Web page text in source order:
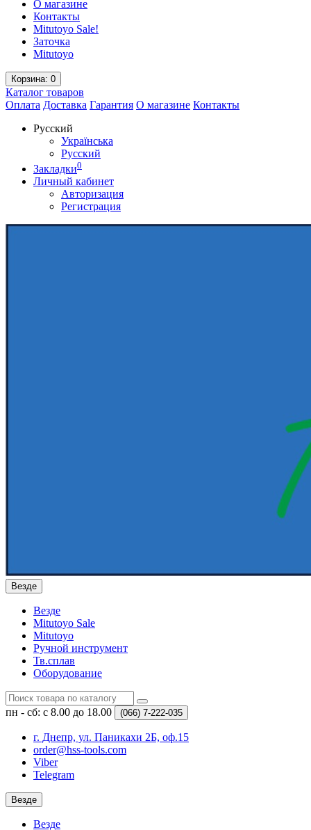
О магазине
Контакты
Mitutoyo Sale!
Заточка
Mitutoyo
Корзина: 0
Каталог товаров
Оплата Доставка Гарантия О магазине Контакты
Русский
Українська
Русский
Закладки0
Личный кабинет
Авторизация
Регистрация
Везде
Везде
Mitutoyo Sale
Mitutoyo
Ручной инструмент
Тв.сплав
Оборудование
пн - сб: с 8.00 до 18.00 (066) 7-222-035
г. Днепр, ул. Паникахи 2Б, оф.15
order@hss-tools.com
Viber
Telegram
Везде
Везде